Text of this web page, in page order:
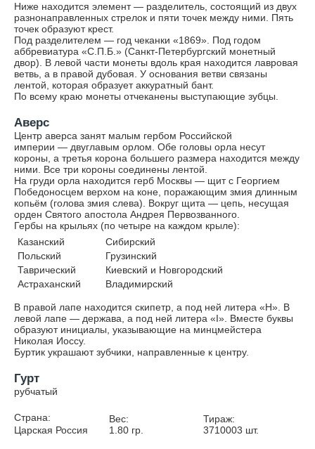
Ниже находится элемент — разделитель, состоящий из двух
разнонаправленных стрелок и пяти точек между ними. Пять
точек образуют крест.
Под разделителем — год чеканки «1869». Под годом
аббревиатура «С.П.Б.» (Санкт-Петербургский монетный
двор). В левой части монеты вдоль края находится лавровая
ветвь, а в правой дубовая. У основания ветви связаны
лентой, которая образует аккуратный бант.
По всему краю монеты отчеканены выступающие зубцы.
Аверс
Центр аверса занят малым гербом Российской
империи — двуглавым орлом. Обе головы орла несут
короны, а третья корона большего размера находится между
ними. Все три короны соединены лентой.
На груди орла находится герб Москвы — щит с Георгием
Победоносцем верхом на коне, поражающим змия длинным
копьём (голова змия слева). Вокруг щита — цепь, несущая
орден Святого апостола Андрея Первозванного.
Гербы на крыльях (по четыре на каждом крыле):
Казанский
Польский
Таврический
Астраханский
Сибирский
Грузинский
Киевский и Новгородский
Владимирский
В правой лапе находится скипетр, а под ней литера «Н». В
левой лапе — держава, а под ней литера «I». Вместе буквы
образуют инициалы, указывающие на минцмейстера
Николая Иоссу.
Буртик украшают зубчики, направленные к центру.
Гурт
рубчатый
Страна:
Царская Россия
Вес:
1.80гр.
Тираж:
3710003 шт.